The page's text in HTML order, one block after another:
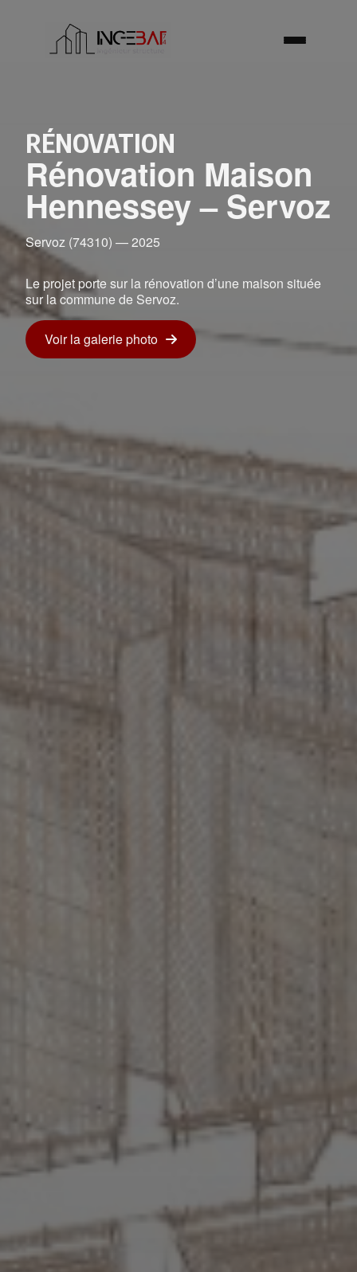
RÉNOVATION
Rénovation Maison
Hennessey – Servoz
Servoz (74310) — 2025
Le projet porte sur la rénovation d’une maison située
sur la commune de Servoz.
Voir la galerie photo